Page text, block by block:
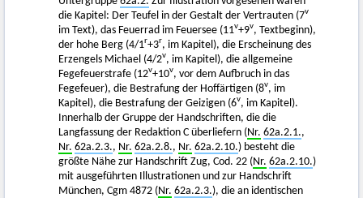
die Kapitel: Der Teufel in der Gestalt der Vertrauten (7v
im Text), das Feuerrad im Feuersee (11v+9v, Textbeginn),
der hohe Berg (4/1r+3r, im Kapitel), die Erscheinung des
Erzengels Michael (4/2v, im Kapitel), die allgemeine
Fegefeuerstrafe (12v+10v, vor dem Aufbruch in das
Fegefeuer), die Bestrafung der Hoffärtigen (8v, im
Kapitel), die Bestrafung der Geizigen (6v, im Kapitel).
Innerhalb der Gruppe der Handschriften, die die
Langfassung der Redaktion C überliefern ( Nr. 62a.2.1.,
Nr. 62a.2.3., Nr. 62a.2.8., Nr. 62a.2.10.) besteht die
größte Nähe zur Handschrift Zug, Cod. 22 ( Nr. 62a.2.10.)
mit ausgeführten Illustrationen und zur Handschrift
München, Cgm 4872 ( Nr. 62a.2.3.), die an identischen